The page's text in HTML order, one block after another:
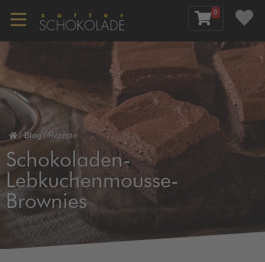
0
/Blog /Rezepte
Schokoladen-
Lebkuchenmousse-
Brownies